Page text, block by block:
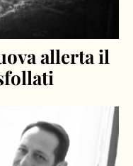
allerta il